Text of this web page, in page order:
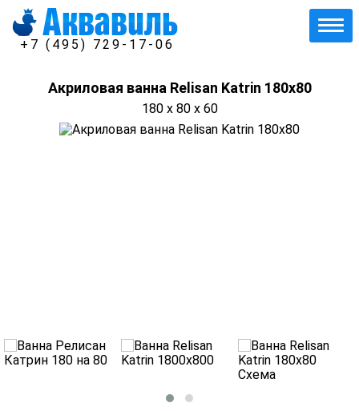
+7 (495) 729-17-06
Акриловая ванна Relisan Katrin 180х80
180 x 80 x 60